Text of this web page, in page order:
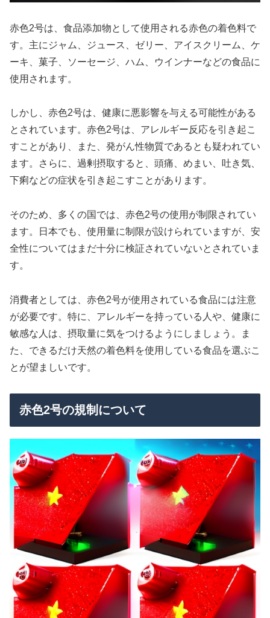
赤色2号は、食品添加物として使用される赤色の着色料で
す。主にジャム、ジュース、ゼリー、アイスクリーム、ケ
ーキ、菓子、ソーセージ、ハム、ウインナーなどの食品に
使用されます。
しかし、赤色2号は、健康に悪影響を与える可能性がある
とされています。赤色2号は、アレルギー反応を引き起こ
すことがあり、また、発がん性物質であるとも疑われてい
ます。さらに、過剰摂取すると、頭痛、めまい、吐き気、
下痢などの症状を引き起こすことがあります。
そのため、多くの国では、赤色2号の使用が制限されてい
ます。日本でも、使用量に制限が設けられていますが、安
全性についてはまだ十分に検証されていないとされていま
す。
消費者としては、赤色2号が使用されている食品には注意
が必要です。特に、アレルギーを持っている人や、健康に
敏感な人は、摂取量に気をつけるようにしましょう。ま
た、できるだけ天然の着色料を使用している食品を選ぶこ
とが望ましいです。
赤色2号の規制について